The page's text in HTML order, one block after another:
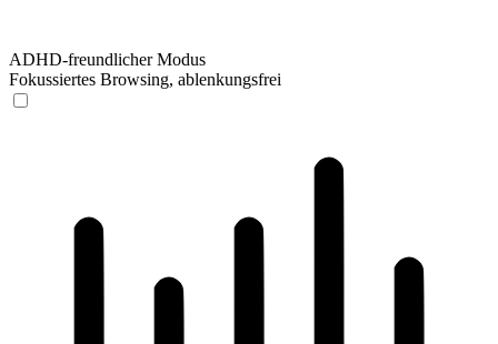
ADHD-freundlicher Modus
Fokussiertes Browsing, ablenkungsfrei